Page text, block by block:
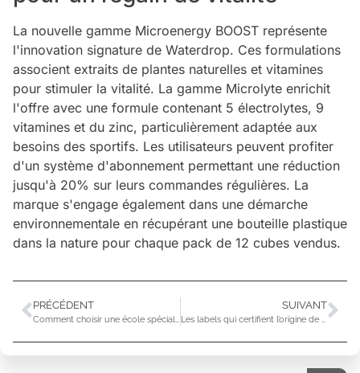
La nouvelle gamme Microenergy BOOST représente
l'innovation signature de Waterdrop. Ces formulations
associent extraits de plantes naturelles et vitamines
pour stimuler la vitalité. La gamme Microlyte enrichit
l'offre avec une formule contenant 5 électrolytes, 9
vitamines et du zinc, particulièrement adaptée aux
besoins des sportifs. Les utilisateurs peuvent profiter
d'un système d'abonnement permettant une réduction
jusqu'à 20% sur leurs commandes régulières. La
marque s'engage également dans une démarche
environnementale en récupérant une bouteille plastique
dans la nature pour chaque pack de 12 cubes vendus.
PRÉCÉDENT SUIVANT